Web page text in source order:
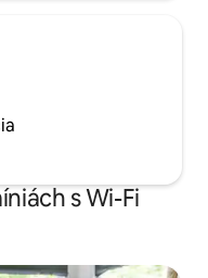
s Wi-Fi